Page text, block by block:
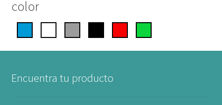
color
Encuentra tu producto